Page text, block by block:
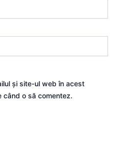
și site-ul web în acest
când o să comentez.